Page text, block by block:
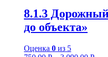
8.1.3
до объекта»
Оценка 0 из 5